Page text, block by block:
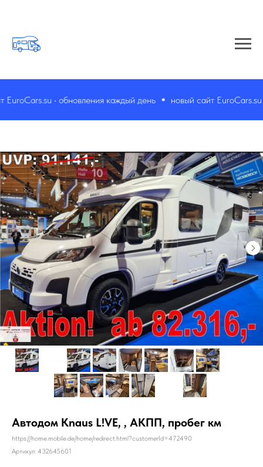
• обновления каждый день новый сайт EuroCars.su •
Автодом Knaus L!VE, , АКПП, пробег км
https://home.mobile.de/home/redirect.html?customerId=472490
Артикул: 432645601